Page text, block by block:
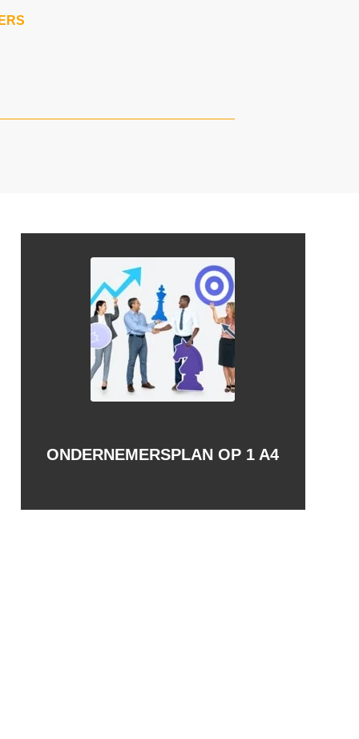
ONDERNEMERSPLAN OP 1 A4